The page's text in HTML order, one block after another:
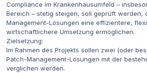
Compliance im Krankenhausumfeld –
Bereich – stetig steigen, soll geprüft werden,
Management-Lösungen eine effizientere,
wirtschaftlichere Umsetzung ermöglichen.
Zielsetzung:
Im Rahmen des Projekts sollen zwei (oder
Patch-Management-Lösungen mit der
verglichen werden.